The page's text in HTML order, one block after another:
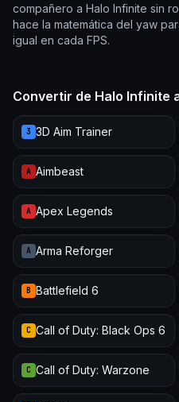
compañero a Halo Infinite sin
hace la matemática del yaw
igual en cada FPS.
Convertir de Halo Infinite
3 3D Aim Trainer
A Aimbeast
A Apex Legends
A Arma Reforger
B Battlefield 6
C Call of Duty: Black Ops 6
C Call of Duty: Warzone